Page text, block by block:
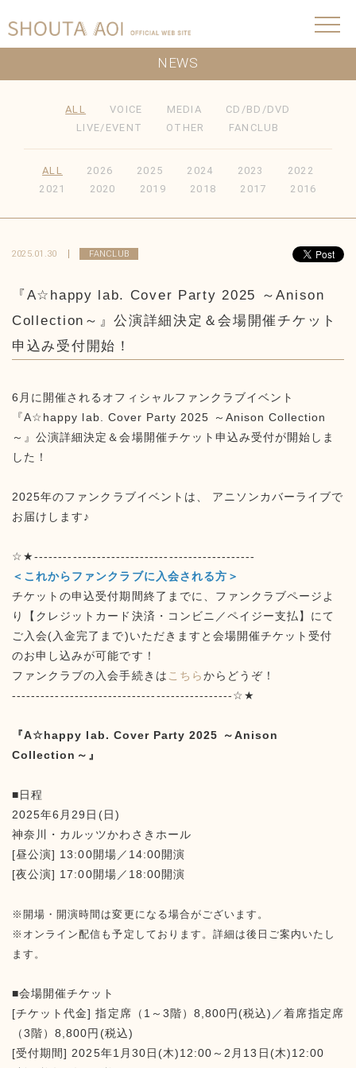
NEWS
ALL VOICE MEDIA
CD/BD/DVD
LIVE/EVENT
OTHER FANCLUB
ALL 2026 2025 2024 2023
2022
2021
2020 2019 2018 2017 2016
2025.01.30 FANCLUB
『A☆happy lab. Cover Party 2025 ～Anison
Collection～』公演詳細決定＆会場開催チケット
申込み受付開始！
6月に開催されるオフィシャルファンクラブイベント
『A☆happy lab. Cover Party 2025 ～Anison Collection
～』公演詳細決定＆会場開催チケット申込み受付が開始しま
した！
2025年のファンクラブイベントは、 アニソンカバーライブで
お届けします♪
☆★----------------------------------------------
＜これからファンクラブに入会される方＞
チケットの申込受付期間終了までに、ファンクラブページよ
り【クレジットカード決済・コンビニ／ペイジー支払】にて
ご入会(入金完了まで)いただきますと会場開催チケット受付
のお申し込みが可能です！
ファンクラブの入会手続きは こちらからどうぞ！
----------------------------------------------☆★
『A☆happy lab. Cover Party 2025 ～Anison
Collection～』
■日程
2025年6月29日(日)
神奈川・カルッツかわさきホール
[昼公演] 13:00開場／14:00開演
[夜公演] 17:00開場／18:00開演
※開場・開演時間は変更になる場合がございます。
※オンライン配信も予定しております。詳細は後日ご案内いたし
ます。
■会場開催チケット
[チケット代金] 指定席（1～3階）8,800円(税込)／着席指定席
（3階）8,800円(税込)
[受付期間] 2025年1月30日(木)12:00～2月13日(木)12:00